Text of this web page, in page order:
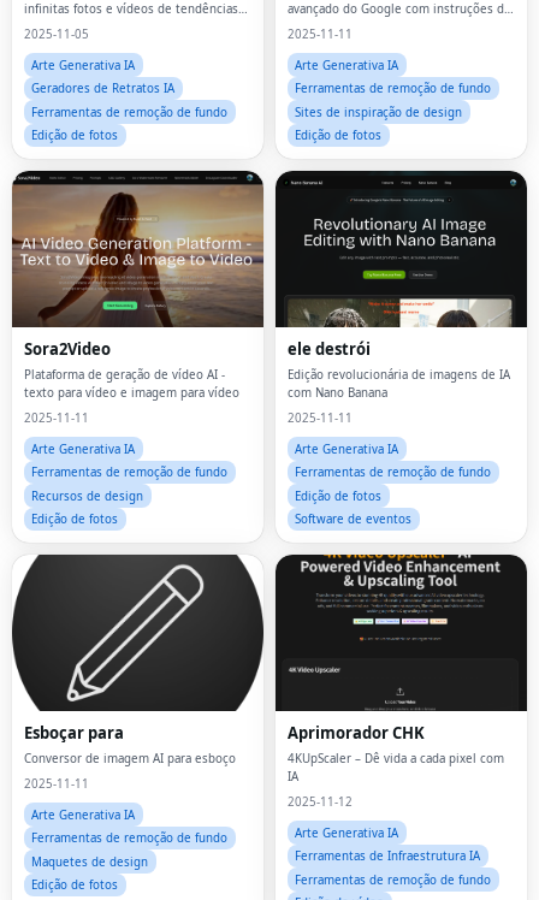
infinitas fotos e vídeos de tendências
de IA com modelos ao seu alcance.
2025-11-05
Arte Generativa IA
Geradores de Retratos IA
Ferramentas de remoção de fundo
Edição de fotos
avançado do Google com instruções de
texto simples e até 9 imagens de
impressionantes e consistentes.
2025-11-11
Arte Generativa IA
Ferramentas de remoção de fundo
Sites de inspiração de design
Edição de fotos
Sora2Video
Plataforma de geração de vídeo AI -
texto para vídeo e imagem para vídeo
2025-11-11
Arte Generativa IA
Ferramentas de remoção de fundo
Recursos de design
Edição de fotos
ele destrói
Edição revolucionária de imagens de IA
com Nano Banana
2025-11-11
Arte Generativa IA
Ferramentas de remoção de fundo
Edição de fotos
Software de eventos
Esboçar para
Conversor de imagem AI para esboço
2025-11-11
Arte Generativa IA
Ferramentas de remoção de fundo
Maquetes de design
Edição de fotos
Aprimorador CHK
4KUpScaler – Dê vida a cada pixel com
IA
2025-11-12
Arte Generativa IA
Ferramentas de Infraestrutura IA
Ferramentas de remoção de fundo